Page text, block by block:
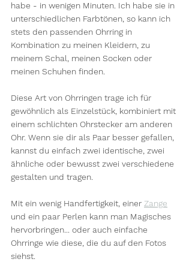
habe - in wenigen Minuten. Ich habe sie in
unterschiedlichen Farbtönen, so kann ich
stets den passenden Ohrring in
Kombination zu meinen Kleidern, zu
meinem Schal, meinen Socken oder
meinen Schuhen finden.
Diese Art von Ohrringen trage ich für
gewöhnlich als Einzelstück, kombiniert mit
einem schlichten Ohrstecker am anderen
Ohr. Wenn sie dir als Paar besser gefallen,
kannst du einfach zwei identische, zwei
ähnliche oder bewusst zwei verschiedene
gestalten und tragen.
Mit ein wenig Handfertigkeit, einer Zange
und ein paar Perlen kann man Magisches
hervorbringen... oder auch einfache
Ohrringe wie diese, die du auf den Fotos
siehst.